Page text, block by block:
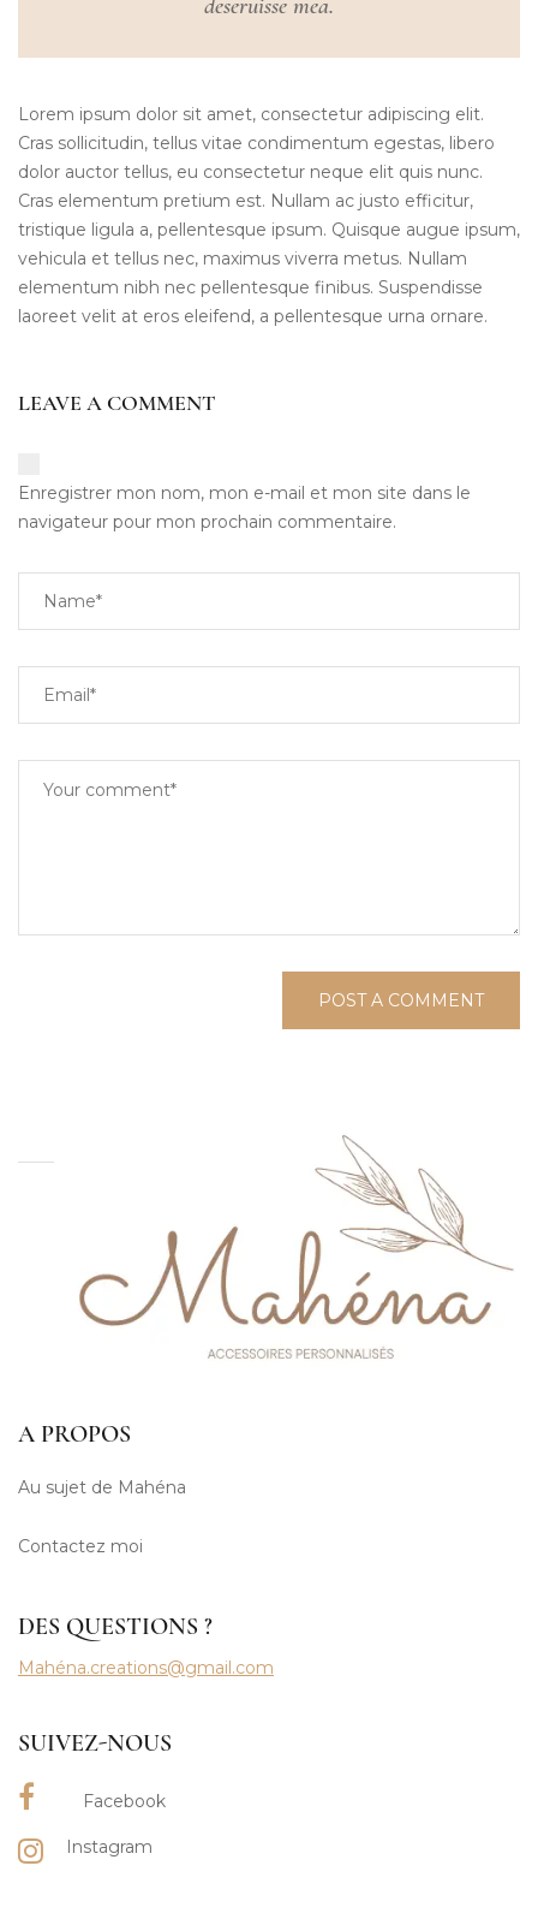
deseruisse mea.
Lorem ipsum dolor sit amet, consectetur adipiscing elit.
Cras sollicitudin, tellus vitae condimentum egestas, libero
dolor auctor tellus, eu consectetur neque elit quis nunc.
Cras elementum pretium est. Nullam ac justo efficitur,
tristique ligula a, pellentesque ipsum. Quisque augue ipsum,
vehicula et tellus nec, maximus viverra metus. Nullam
elementum nibh nec pellentesque finibus. Suspendisse
laoreet velit at eros eleifend, a pellentesque urna ornare.
LEAVE A COMMENT
Enregistrer mon nom, mon e-mail et mon site dans le
navigateur pour mon prochain commentaire.
A PROPOS
Au sujet de Mahéna
Contactez moi
DES QUESTIONS ?
Mahéna.creations@gmail.com
SUIVEZ-NOUS
Facebook
Instagram